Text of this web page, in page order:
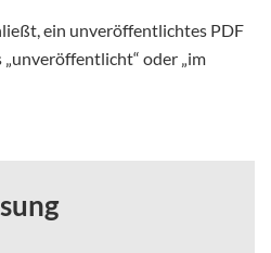
ein unveröffentlichtes PDF
„unveröffentlicht“ oder „im